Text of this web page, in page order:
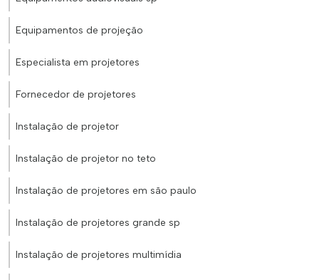
Equipamentos de projeção
Especialista em projetores
Fornecedor de projetores
Instalação de projetor
Instalação de projetor no teto
Instalação de projetores em são paulo
Instalação de projetores grande sp
Instalação de projetores multimídia